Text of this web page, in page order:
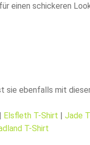
einen schickeren
sie ebenfalls mit
| Elsfleth T-Shirt |Jade
T-Shirt